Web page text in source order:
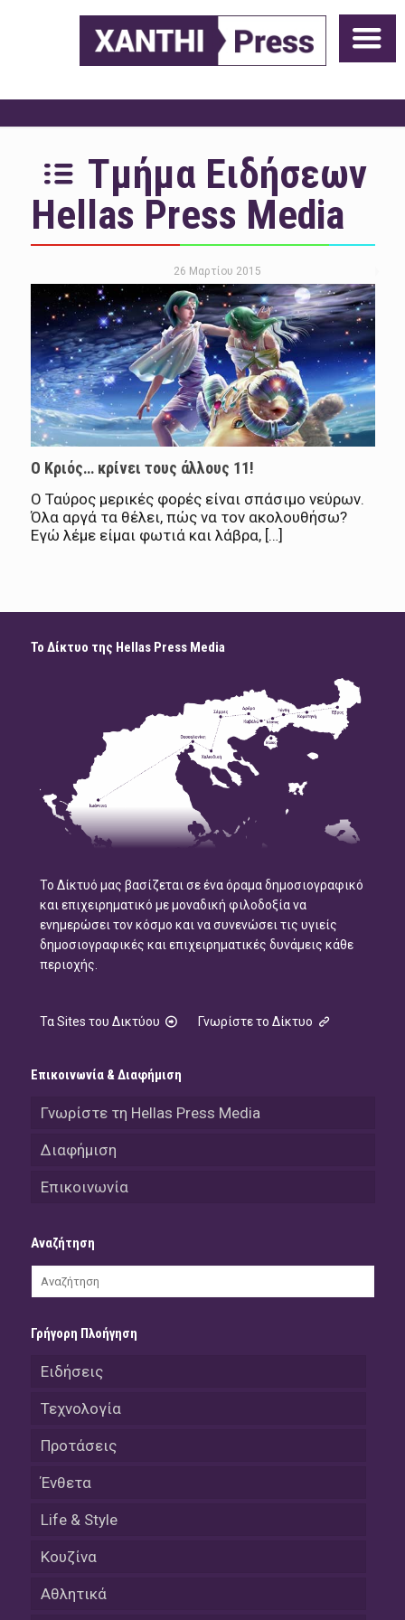
Τμήμα Ειδήσεων
Hellas Press Media
26 Μαρτίου 2015
Ο Κριός… κρίνει τους άλλους 11!
Ο Ταύρος μερικές φορές είναι σπάσιμο νεύρων.
Όλα αργά τα θέλει, πώς να τον ακολουθήσω?
Εγώ λέμε είμαι φωτιά και λάβρα, […]
Το Δίκτυο της Hellas Press Media
Το Δίκτυό μας βασίζεται σε ένα όραμα δημοσιογραφικό
και επιχειρηματικό με μοναδική φιλοδοξία να
ενημερώσει τον κόσμο και να συνενώσει τις υγιείς
δημοσιογραφικές και επιχειρηματικές δυνάμεις κάθε
περιοχής.
Τα Sites του Δικτύου Γνωρίστε το Δίκτυο
Επικοινωνία & Διαφήμιση
Γνωρίστε τη Hellas Press Media
Διαφήμιση
Επικοινωνία
Αναζήτηση
Γρήγορη Πλοήγηση
Ειδήσεις
Τεχνολογία
Προτάσεις
Ένθετα
Life & Style
Κουζίνα
Αθλητικά